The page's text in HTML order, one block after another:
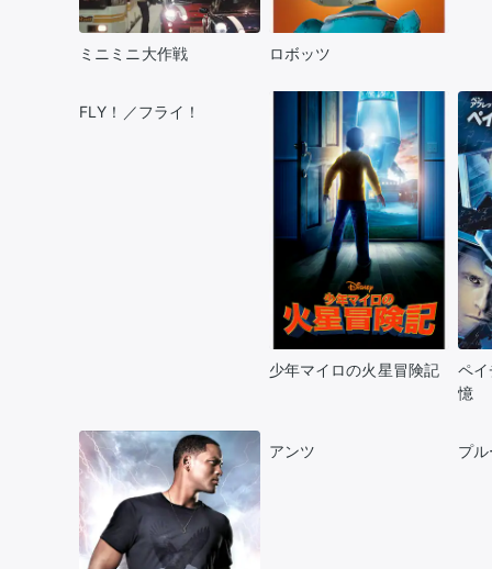
ミニミニ大作戦 ロボッツ
FLY！／フライ！
少年マイロの火星冒険記
ペ
憶
アンツ プ